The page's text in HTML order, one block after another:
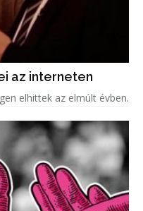
az interneten
elhittek az elmúlt évben.